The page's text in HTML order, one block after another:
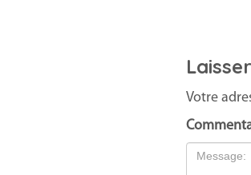
Votre